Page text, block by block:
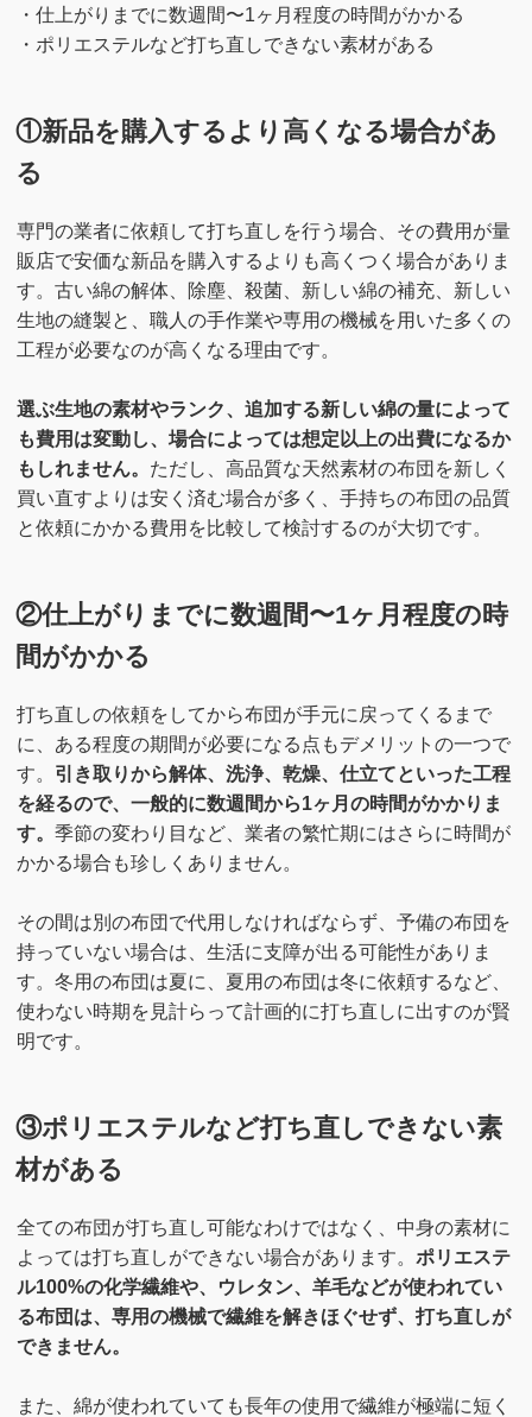
・仕上がりまでに数週間〜1ヶ月程度の時間がかかる
・ポリエステルなど打ち直しできない素材がある
①新品を購入するより高くなる場合があ
る
専門の業者に依頼して打ち直しを行う場合、その費用が量
販店で安価な新品を購入するよりも高くつく場合がありま
す。古い綿の解体、除塵、殺菌、新しい綿の補充、新しい
生地の縫製と、職人の手作業や専用の機械を用いた多くの
工程が必要なのが高くなる理由です。
選ぶ生地の素材やランク、追加する新しい綿の量によって
も費用は変動し、場合によっては想定以上の出費になるか
もしれません。 ただし、高品質な天然素材の布団を新しく
買い直すよりは安く済む場合が多く、手持ちの布団の品質
と依頼にかかる費用を比較して検討するのが大切です。
②仕上がりまでに数週間〜1ヶ月程度の時
間がかかる
打ち直しの依頼をしてから布団が手元に戻ってくるまで
に、ある程度の期間が必要になる点もデメリットの一つで
す。 引き取りから解体、洗浄、乾燥、仕立てといった工程
を経るので、一般的に数週間から1ヶ月の時間がかかりま
す。 季節の変わり目など、業者の繁忙期にはさらに時間が
かかる場合も珍しくありません。
その間は別の布団で代用しなければならず、予備の布団を
持っていない場合は、生活に支障が出る可能性がありま
す。冬用の布団は夏に、夏用の布団は冬に依頼するなど、
使わない時期を見計らって計画的に打ち直しに出すのが賢
明です。
③ポリエステルなど打ち直しできない素
材がある
全ての布団が打ち直し可能なわけではなく、中身の素材に
よっては打ち直しができない場合があります。 ポリエステ
ル100%の化学繊維や、ウレタン、羊毛などが使われてい
る布団は、専用の機械で繊維を解きほぐせず、打ち直しが
できません。
また、綿が使われていても長年の使用で繊維が極端に短く